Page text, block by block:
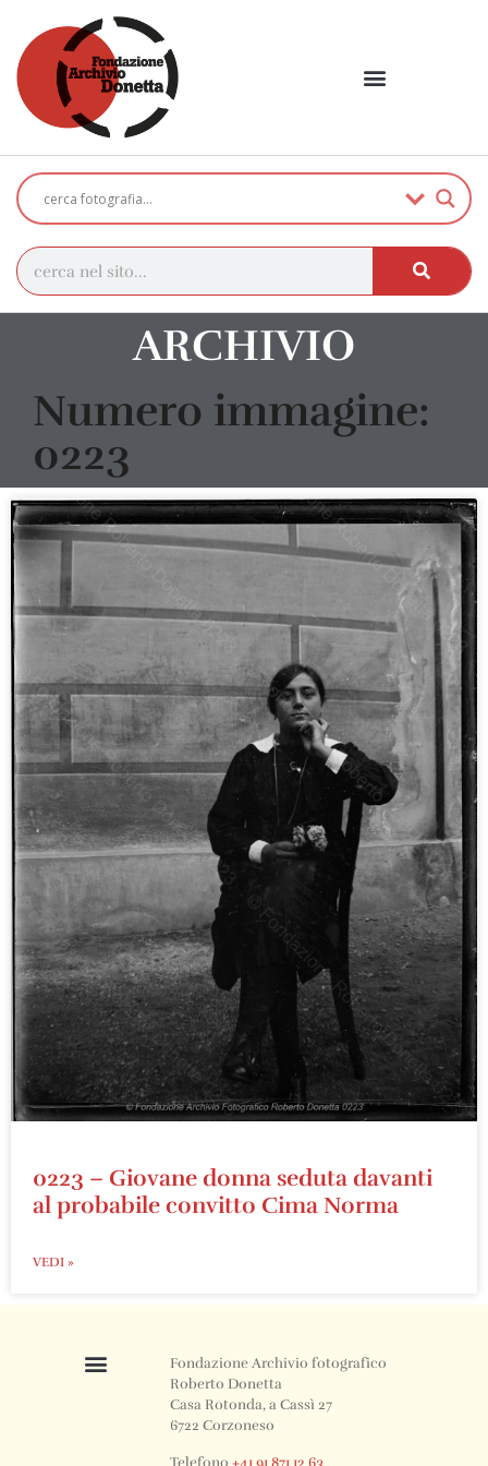
ARCHIVIO
Numero immagine:
0223
0223 – Giovane donna seduta davanti
al probabile convitto Cima Norma
VEDI »
Fondazione Archivio fotografico
Roberto Donetta
Casa Rotonda, a Cassì 27
6722 Corzoneso
Telefono+41 91 871 12 63